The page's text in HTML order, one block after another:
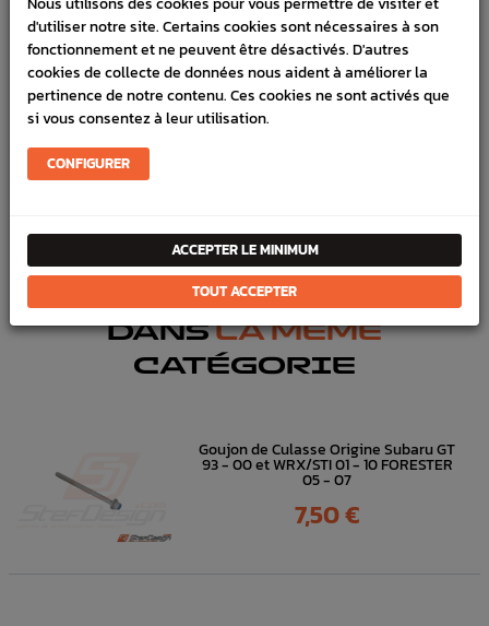
SCHÉMA CONSTRUCTEUR
Marque :SUBARU
Référence :3334
En stock :1
Bas moteur
Joints & pâte
DANSLA MÊME
CATÉGORIE
Goujon de Culasse Origine Subaru GT
93 - 00 et WRX/STI 01 - 10 FORESTER
05 - 07
Prix
7,50 €
d'utiliser notre site. Certains cookies sont nécessaires à son
fonctionnement et ne peuvent être désactivés. D'autres
cookies de collecte de données nous aident à améliorer la
pertinence de notre contenu. Ces cookies ne sont activés que
si vous consentez à leur utilisation.
CONFIGURER
ACCEPTER LE MINIMUM
TOUT ACCEPTER